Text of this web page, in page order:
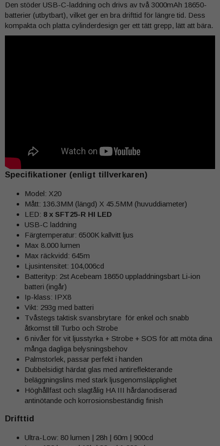
Den stöder USB-C-laddning och drivs av två 3000mAh 18650-
batterier (utbytbart), vilket ger en bra drifttid för längre tid. Dess
kompakta och platta cylinderdesign ger ett tätt grepp, lätt att bära.
Specifikationer (enligt tillverkaren)
Model: X20
Mått: 136.3MM (längd) X 45.5MM (huvuddiameter)
LED: 8 x SFT25-R HI LED
USB-C laddning
Färgtemperatur: 6500K kallvitt ljus
Max 8.000 lumen
Max räckvidd: 645m
Ljusintensitet: 104,006cd
Batterityp: 2st Acebeam 18650 uppladdningsbart Li-ion
batteri (ingår)
Ip-klass: IPX8
Vikt: 293g med batteri
Tvåstegs taktisk svansbrytare för enkel och snabb
åtkomst till Turbo och Strobe
6 nivåer för vit ljusstyrka + Strobe + SOS för att möta dina
många dagliga belysningsbehov
Palmstorlek, passar perfekt i handen
Dubbelsidigt härdat glas med antireflekterande
beläggningslins med stark ljusgenomsläpplighet
Höghållfast och slagtålig HA III hårdanodiserad
antinötande och korrosionsbeständig finish
Drifttid
Ultra-Low: 80 lumen | 28h | 60m | 900cd